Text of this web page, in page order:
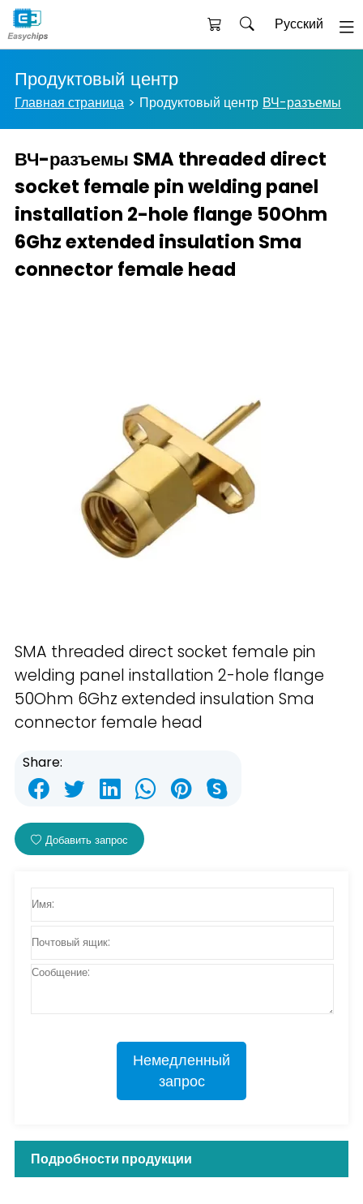
Русский
Продуктовый центр
Главная страница Продуктовый центр ВЧ-разъемы
ВЧ-разъемы SMA threaded direct
socket female pin welding panel
installation 2-hole flange 50Ohm
6Ghz extended insulation Sma
connector female head
SMA threaded direct socket female pin
welding panel installation 2-hole flange
50Ohm 6Ghz extended insulation Sma
connector female head
Share:
Добавить запрос
Немедленный
запрос
Подробности продукции